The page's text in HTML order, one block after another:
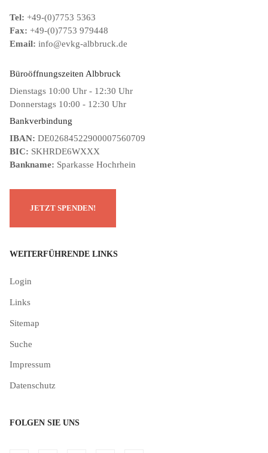
Tel: +49-(0)7753 5363
Fax: +49-(0)7753 979448
Email: info@evkg-albbruck.de
Büroöffnungszeiten Albbruck
Dienstags 10:00 Uhr - 12:30 Uhr
Donnerstags 10:00 - 12:30 Uhr
Bankverbindung
IBAN: DE02684522900007560709
BIC: SKHRDE6WXXX
Bankname: Sparkasse Hochrhein
WEITERFÜHRENDE LINKS
Login
Links
Sitemap
Suche
Impressum
Datenschutz
FOLGEN SIE UNS